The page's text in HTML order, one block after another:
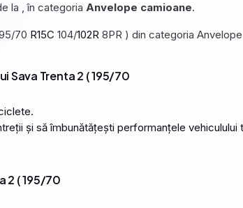
la , în categoria Anvelope camioane.
70 R15C 104/102R 8PR ) din categoria
Sava Trenta 2 ( 195/70
și să îmbunătățești performanțele vehiculului
2 ( 195/70